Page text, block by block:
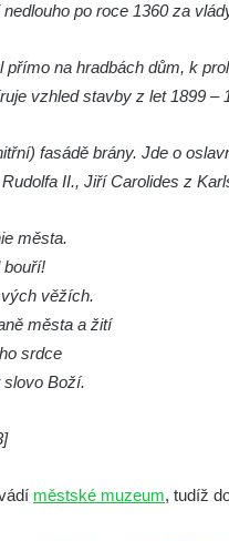
po roce 1360 za
na hradbách dům, k
vzhled stavby z let 1899 –
fasádě brány. Jde o
II., Jiří Carolides z
města.
bouří!
věžích.
města a žití
srdce
Boží.
městské muzeum, tudíž